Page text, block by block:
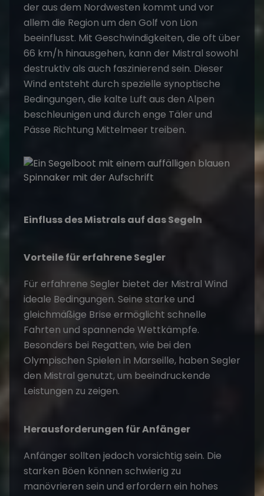
der aus dem Nordwesten kommt und vor
allem die Region um den Golf von Lion
beeinflusst. Mit Geschwindigkeiten, die oft über
66 km/h hinausgehen, kann der Mistral sowohl
destruktiv als auch faszinierend sein. Dieser
Wind entsteht durch spezielle synoptische
Bedingungen, die kalte Luft aus den Alpen
beschleunigen und durch enge Täler und
Pässe Richtung Mittelmeer treiben​.
Einfluss des Mistrals auf das Segeln
Vorteile für erfahrene Segler
Für erfahrene Segler bietet der Mistral Wind
ideale Bedingungen. Seine starke und
gleichmäßige Brise ermöglicht schnelle
Fahrten und spannende Wettkämpfe.
Besonders bei Regatten, wie bei den
Olympischen Spielen in Marseille, haben Segler
den Mistral genutzt, um beeindruckende
Leistungen zu zeigen​.
Herausforderungen für Anfänger
Anfänger sollten jedoch vorsichtig sein. Die
starken Böen können schwierig zu
manövrieren sein und erfordern ein hohes